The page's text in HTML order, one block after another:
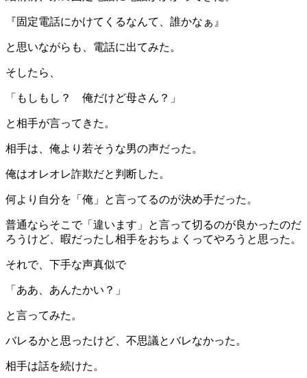
『固定電話にかけてくるなんて、誰かなぁ』
と思いながらも、電話に出てみた。
そしたら、
「もしもし？ 俺だけど母さん？」
と相手が言ってきた。
相手は、俺より若そうな男の声だった。
俺はオレオレ詐欺だと判断した。
何より自分を「俺」と言ってるのが決め手だった。
普通ならそこで「違います」と言って切るのが良かったのだ
ろうけど、暇だったし相手をおちょくってやろうと思った。
それで、下手な声真似で
「ああ、あんたかい？」
と言ってみた。
バレるかと思ったけど、不思議とバレなかった。
相手は話を続けた。